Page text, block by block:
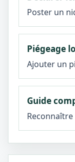
Poster un
Piégeage
Ajouter un
Guide